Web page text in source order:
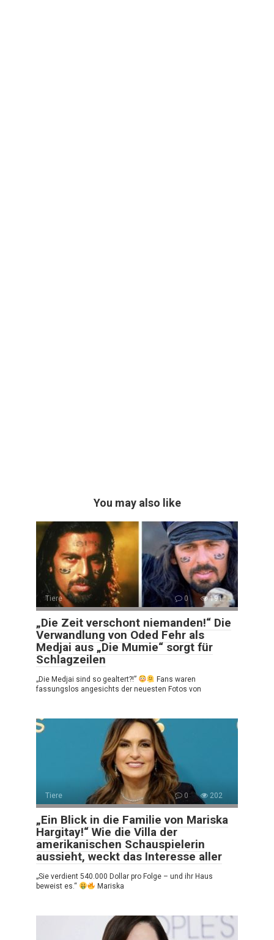
You may also like
Tiere 0 191
„Die Zeit verschont niemanden!“ Die
Verwandlung von Oded Fehr als
Medjai aus „Die Mumie“ sorgt für
Schlagzeilen
„Die Medjai sind so gealtert?!”
Fans waren
fassungslos angesichts der neuesten Fotos von
Tiere 0 202
„Ein Blick in die Familie von Mariska
Hargitay!“ Wie die Villa der
amerikanischen Schauspielerin
aussieht, weckt das Interesse aller
„Sie verdient 540.000 Dollar pro Folge – und ihr Haus
beweist es.“
Mariska